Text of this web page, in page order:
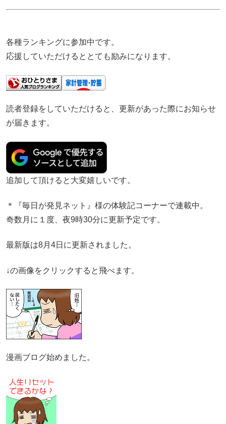
各種ランキングに参加中です。
応援していただけるととても励みになります。
読者登録をしていただけると、更新があった際にお知らせ
が届きます。
追加して頂けると大変嬉しいです。
＊『毎日が発見ネット』様の体験記コーナーで連載中。
奇数月に１度、夜9時30分に更新予定です。
最新版は8月4日に更新されました。
↓の画像をクリックすると飛べます。
漫画ブログ始めました。